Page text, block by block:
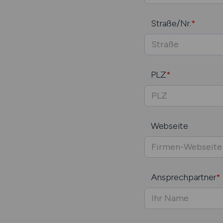
Straße/Nr.*
PLZ*
Webseite
Ansprechpartner*